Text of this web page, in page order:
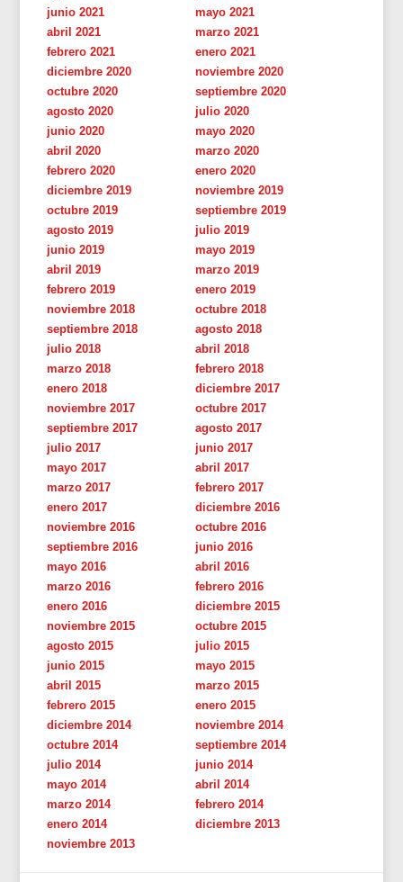
junio 2021
mayo 2021
abril 2021
marzo 2021
febrero 2021
enero 2021
diciembre 2020
noviembre 2020
octubre 2020
septiembre 2020
agosto 2020
julio 2020
junio 2020
mayo 2020
abril 2020
marzo 2020
febrero 2020
enero 2020
diciembre 2019
noviembre 2019
octubre 2019
septiembre 2019
agosto 2019
julio 2019
junio 2019
mayo 2019
abril 2019
marzo 2019
febrero 2019
enero 2019
noviembre 2018
octubre 2018
septiembre 2018
agosto 2018
julio 2018
abril 2018
marzo 2018
febrero 2018
enero 2018
diciembre 2017
noviembre 2017
octubre 2017
septiembre 2017
agosto 2017
julio 2017
junio 2017
mayo 2017
abril 2017
marzo 2017
febrero 2017
enero 2017
diciembre 2016
noviembre 2016
octubre 2016
septiembre 2016
junio 2016
mayo 2016
abril 2016
marzo 2016
febrero 2016
enero 2016
diciembre 2015
noviembre 2015
octubre 2015
agosto 2015
julio 2015
junio 2015
mayo 2015
abril 2015
marzo 2015
febrero 2015
enero 2015
diciembre 2014
noviembre 2014
octubre 2014
septiembre 2014
julio 2014
junio 2014
mayo 2014
abril 2014
marzo 2014
febrero 2014
enero 2014
diciembre 2013
noviembre 2013